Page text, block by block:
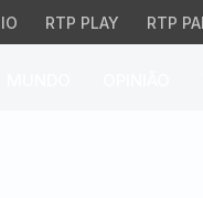
RTP PLAY RTP